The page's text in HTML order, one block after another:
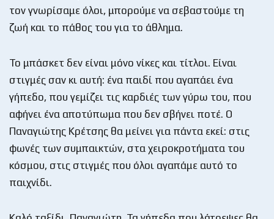
τον γνωρίσαμε όλοι, μπορούμε να σεβαστούμε τη
ζωή και το πάθος του για το άθλημα.
Το μπάσκετ δεν είναι μόνο νίκες και τίτλοι. Είναι
στιγμές σαν κι αυτή: ένα παιδί που αγαπάει ένα
γήπεδο, που γεμίζει τις καρδιές των γύρω του, που
αφήνει ένα αποτύπωμα που δεν σβήνει ποτέ. Ο
Παναγιώτης Κρέτσης θα μείνει για πάντα εκεί: στις
φωνές των συμπαικτών, στα χειροκροτήματα του
κόσμου, στις στιγμές που όλοι αγαπάμε αυτό το
παιχνίδι.